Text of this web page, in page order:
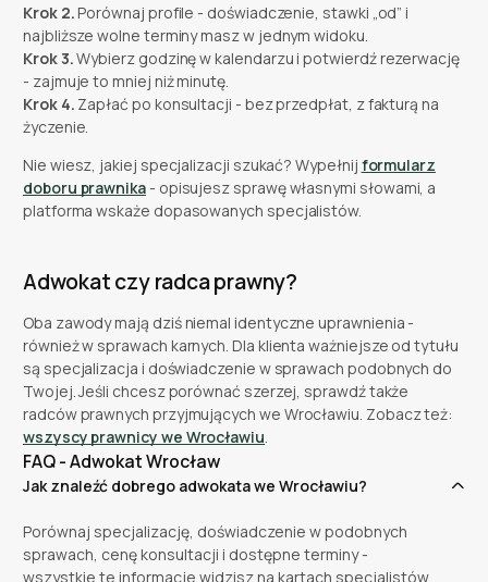
Krok 2.Porównaj profile - doświadczenie, stawki „od” i
najbliższe wolne terminy masz w jednym widoku.
Krok 3.Wybierz godzinę w kalendarzu i potwierdź rezerwację
- zajmuje to mniej niż minutę.
Krok 4. Zapłać po konsultacji - bez przedpłat, z fakturą na
życzenie.
Nie wiesz, jakiej specjalizacji szukać? Wypełnij formularz
doboru prawnika- opisujesz sprawę własnymi słowami, a
platforma wskaże dopasowanych specjalistów.
Adwokat czy radca prawny?
Oba zawody mają dziś niemal identyczne uprawnienia -
również w sprawach karnych. Dla klienta ważniejsze od tytułu
są specjalizacja i doświadczenie w sprawach podobnych do
Twojej. Jeśli chcesz porównać szerzej, sprawdź także
radców prawnych przyjmujących we Wrocławiu. Zobacz też:
wszyscy prawnicy we Wrocławiu.
FAQ - Adwokat Wrocław
Jak znaleźć dobrego adwokata we Wrocławiu?
Porównaj specjalizację, doświadczenie w podobnych
sprawach, cenę konsultacji i dostępne terminy -
wszystkie te informacje widzisz na kartach specjalistów,